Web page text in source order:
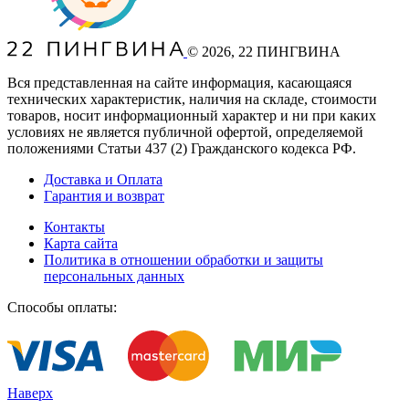
© 2026, 22 ПИНГВИНА
Вся представленная на сайте информация, касающаяся
технических характеристик, наличия на складе, стоимости
товаров, носит информационный характер и ни при каких
условиях не является публичной офертой, определяемой
положениями Статьи 437 (2) Гражданского кодекса РФ.
Доставка и Оплата
Гарантия и возврат
Контакты
Карта сайта
Политика в отношении обработки и защиты
персональных данных
Способы оплаты:
Наверх